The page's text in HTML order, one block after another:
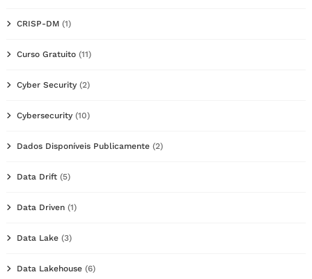
CRISP-DM (1)
Curso Gratuito (11)
Cyber Security (2)
Cybersecurity (10)
Dados Disponíveis Publicamente (2)
Data Drift (5)
Data Driven (1)
Data Lake (3)
Data Lakehouse (6)